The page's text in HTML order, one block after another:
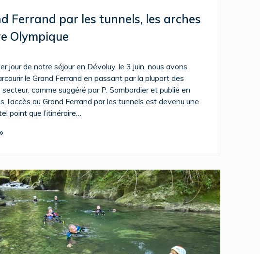
Ferrand par les tunnels, les arches
Olympique
jour de notre séjour en Dévoluy, le 3 juin, nous avons
le Grand Ferrand en passant par la plupart des
comme suggéré par P. Sombardier et publié en
l’accès au Grand Ferrand par les tunnels est devenu une
point que l’itinéraire…